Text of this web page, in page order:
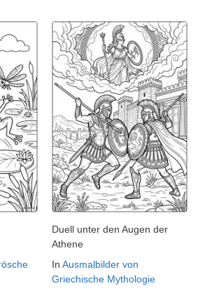
Duell unter den Augen der
Athene
In Ausmalbilder von
Griechische Mythologie